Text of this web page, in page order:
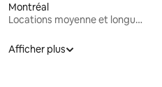
Montréal
Locations moyenne et longue durée
Afficher plus